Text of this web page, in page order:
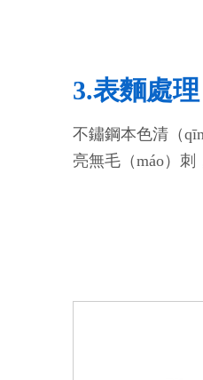
3.表麵處理
不鏽鋼本色清（
亮無毛（máo）刺